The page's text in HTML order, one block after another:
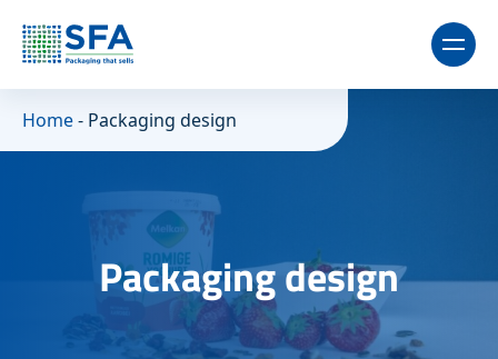
Home- Packaging design
Packaging design